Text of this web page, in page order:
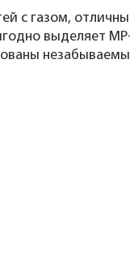
с газом,
выделяет